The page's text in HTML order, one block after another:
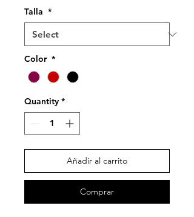
Talla *
Color *
Quantity *
Añadir al carrito
Comprar